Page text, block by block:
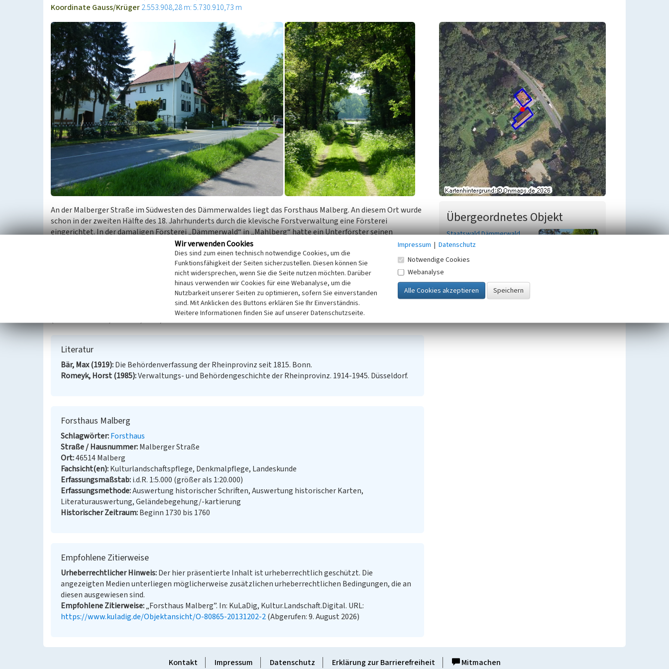
Koordinate Gauss/Krüger2.553.908,28 m: 5.730.910,73 m
An der Malberger Straße im Südwesten des Dämmerwaldes liegt das Forsthaus Malberg. An diesem Ort wurde
schon in der zweiten Hälfte des 18. Jahrhunderts durch die klevische Forstverwaltung eine Försterei
eingerichtet. In der damaligen Försterei „Dämmerwald“ in „Mahlberg“ hatte ein Unterförster seinen
Später gehörte die Försterei zur Königlich Preußischen Oberförsterei Hiesfeld, dann zur Staatlichen
Das jetzige Hauptgebäude wurde um 1900 errichtet. Es beherbergt keine forstliche Einrichtung mehr und
Literatur
Bär, Max (1919) Die Behördenverfassung der Rheinprovinz seit 1815. Bonn.
Romeyk, Horst (1985) Verwaltungs- und Behördengeschichte der Rheinprovinz. 1914-1945. Düsseldorf.
Forsthaus Malberg
Schlagwörter Forsthaus
Straße / Hausnummer Malberger Straße
Ort 46514 Malberg
Fachsicht(en) Kulturlandschaftspflege, Denkmalpflege, Landeskunde
Erfassungsmaßstab i.d.R. 1:5.000 (größer als 1:20.000)
Erfassungsmethode Auswertung historischer Schriften, Auswertung historischer Karten,
Literaturauswertung, Geländebegehung/-kartierung
Historischer Zeitraum Beginn 1730 bis 1760
Empfohlene Zitierweise
Urheberrechtlicher Hinweis Der hier präsentierte Inhalt ist urheberrechtlich geschützt. Die
angezeigten Medien unterliegen möglicherweise zusätzlichen urheberrechtlichen Bedingungen, die an
diesen ausgewiesen sind.
Empfohlene Zitierweise „Forsthaus Malberg”. In: KuLaDig, Kultur.Landschaft.Digital. URL:
https://www.kuladig.de/Objektansicht/O-80865-20131202-2(Abgerufen: 9. August 2026)
Übergeordnetes Objekt
Staatswald Dämmerwald
Beginn vor 1163
Westfalen
Kontakt Impressum Datenschutz Erklärung zur Barrierefreiheit Mitmachen
Wir verwenden Cookies
Dies sind zum einen technisch notwendige Cookies, um die
Funktionsfähigkeit der Seiten sicherzustellen. Diesen können Sie
nicht widersprechen, wenn Sie die Seite nutzen möchten. Darüber
hinaus verwenden wir Cookies für eine Webanalyse, um die
Nutzbarkeit unserer Seiten zu optimieren, sofern Sie einverstanden
sind. Mit Anklicken des Buttons erklären Sie Ihr Einverständnis.
Weitere Informationen finden Sie auf unserer Datenschutzseite.
Impressum | Datenschutz
Notwendige Cookies
Webanalyse